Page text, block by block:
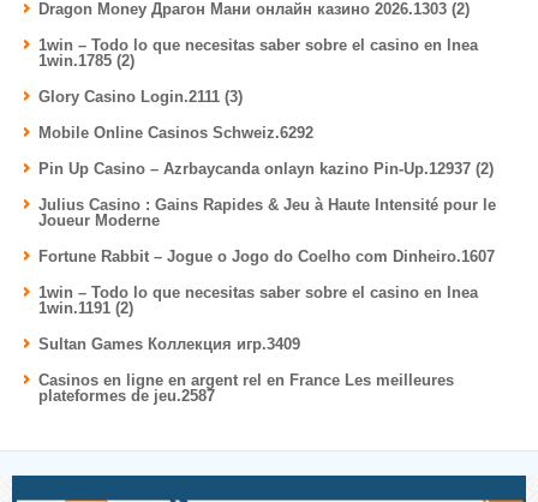
Dragon Money Драгон Мани онлайн казино 2026.1303 (2)
1win – Todo lo que necesitas saber sobre el casino en lnea
1win.1785 (2)
Glory Casino Login.2111 (3)
Mobile Online Casinos Schweiz.6292
Pin Up Casino – Azrbaycanda onlayn kazino Pin-Up.12937 (2)
Julius Casino : Gains Rapides & Jeu à Haute Intensité pour le
Joueur Moderne
Fortune Rabbit – Jogue o Jogo do Coelho com Dinheiro.1607
1win – Todo lo que necesitas saber sobre el casino en lnea
1win.1191 (2)
Sultan Games Коллекция игр.3409
Casinos en ligne en argent rel en France Les meilleures
plateformes de jeu.2587